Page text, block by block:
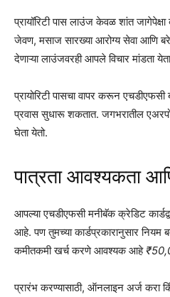
प्रायॉरिटी पास लाउंज केवळ शांत
जेवण, मसाज सारख्या आरोग्य सेवा आणि
देणाऱ्या लाउंजवरही आपले विचार मांडता
प्रायोरिटी पासचा वापर करून
प्रवास सुधारू शकतात. जगभरातील
घेता येतो.
पात्रता आवश्यकता
आपल्या एचडीएफसी मनीबॅक क्रेडिट
आहे. पण तुमच्या कार्डप्रकारानुसार
कमीतकमी खर्च करणे आवश्यक आहे
प्रारंभ करण्यासाठी, ऑनलाइन अर्ज करा